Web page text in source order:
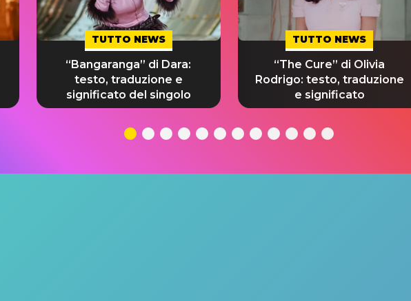
TUTTO NEWS
“Bangaranga” di Dara:
testo, traduzione e
significato del singolo
TUTTO NEWS
“The Cure” di Olivia
Rodrigo: testo, traduzione
e significato